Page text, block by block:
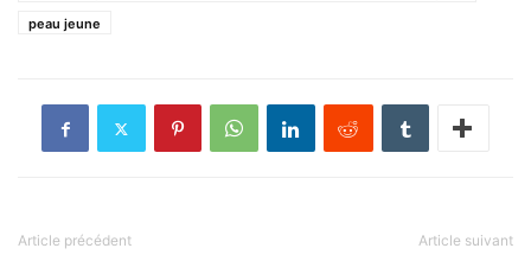
peau jeune
Article précédent Article suivant